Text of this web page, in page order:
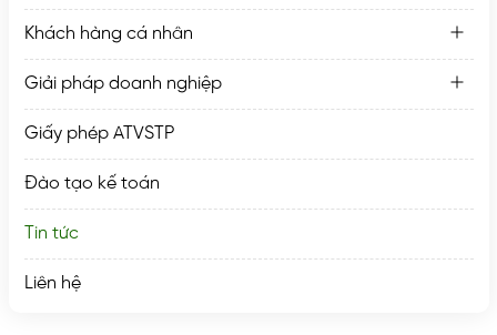
Khách hàng cá nhân
Giải pháp doanh nghiệp
Giấy phép ATVSTP
Đào tạo kế toán
Tin tức
Liên hệ